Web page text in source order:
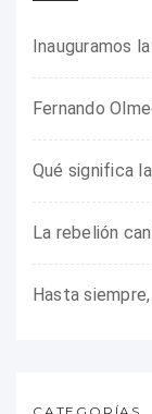
Qué significa
Hasta siempre,